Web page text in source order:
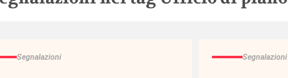
Segnalazioni Segnalazioni